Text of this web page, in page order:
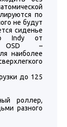
по
не будут
сиденье
Indy от
OSD –
наиболее
до 125
роллер,
разного